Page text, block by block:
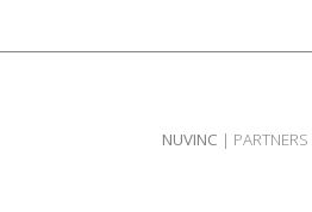
NUVINC | PARTNERS